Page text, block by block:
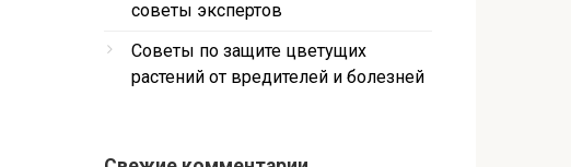
советы экспертов
Советы по защите цветущих
растений от вредителей и болезней